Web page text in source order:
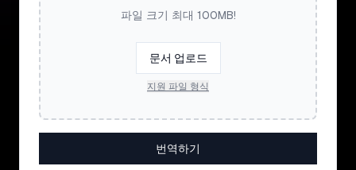
파일 크기 최대 100MB!
문서 업로드
지원 파일 형식
번역하기